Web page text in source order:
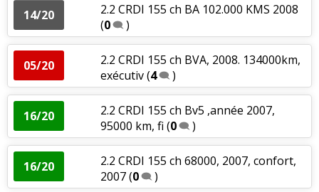
14/20
2.2 CRDI 155 ch BA 102.000 KMS 2008
(0 )
05/20
2.2 CRDI 155 ch BVA, 2008. 134000km,
exécutiv(4 )
16/20
2.2 CRDI 155 ch Bv5 ,année 2007,
95000 km, fi (0 )
16/20
2.2 CRDI 155 ch 68000, 2007, confort,
2007(0 )